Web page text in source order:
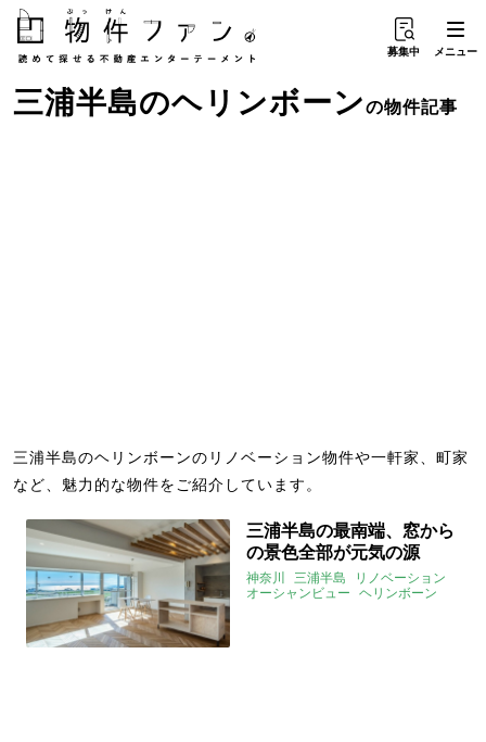
募集中 メニュー
三浦半島のヘリンボーンの物件記事
三浦半島のヘリンボーンのリノベーション物件や一軒家、町家
など、魅力的な物件をご紹介しています。
三浦半島の最南端、窓から
の景色全部が元気の源
神奈川 三浦半島
リノベーション
オーシャンビュー ヘリンボーン